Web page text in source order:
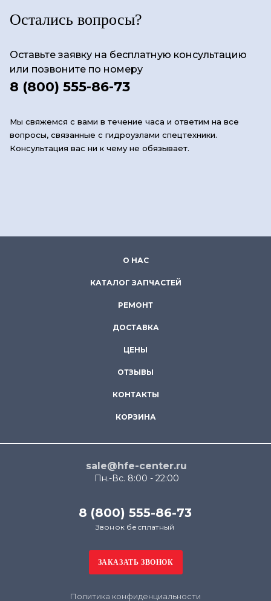
Остались вопросы?
Оставьте заявку на бесплатную консультацию
или позвоните по номеру
8 (800) 555-86-73
Мы свяжемся с вами в течение часа и ответим на все
вопросы, связанные с гидроузлами спецтехники.
Консультация вас ни к чему не обязывает.
О НАС
КАТАЛОГ ЗАПЧАСТЕЙ
РЕМОНТ
ДОСТАВКА
ЦЕНЫ
ОТЗЫВЫ
КОНТАКТЫ
КОРЗИНА
sale@hfe-center.ru
Пн.-Вс. 8:00 - 22:00
8 (800) 555-86-73
Звонок бесплатный
Политика конфиденциальности